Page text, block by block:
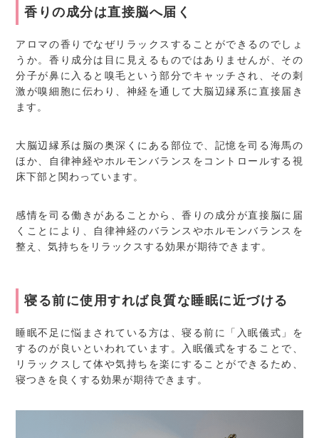
香りの成分は直接脳へ届く
アロマの香りでなぜリラックスすることができるのでしょ
うか。香り成分は目に見えるものではありませんが、その
分子が鼻に入ると嗅毛という部分でキャッチされ、その刺
激が嗅細胞に伝わり、神経を通して大脳辺縁系に直接届き
ます。
大脳辺縁系は脳の奥深くにある部位で、記憶を司る海馬の
ほか、自律神経やホルモンバランスをコントロールする視
床下部と関わっています。
感情を司る働きがあることから、香りの成分が直接脳に届
くことにより、自律神経のバランスやホルモンバランスを
整え、気持ちをリラックスする効果が期待できます。
寝る前に使用すれば良質な睡眠に近づける
睡眠不足に悩まされている方は、寝る前に「入眠儀式」を
するのが良いといわれています。入眠儀式をすることで、
リラックスして体や気持ちを楽にすることができるため、
寝つきを良くする効果が期待できます。